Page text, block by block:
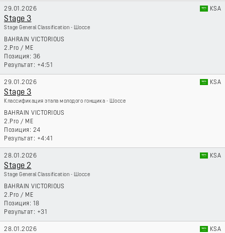
29.01.2026 KSA
Stage 3
Stage General Classification - Шоссе
BAHRAIN VICTORIOUS
2.Pro / ME
36
+4:51
29.01.2026 KSA
Stage 3
Классификация этапа молодого гонщика - Шоссе
BAHRAIN VICTORIOUS
2.Pro / ME
24
+4:41
28.01.2026 KSA
Stage 2
Stage General Classification - Шоссе
BAHRAIN VICTORIOUS
2.Pro / ME
18
+31
28.01.2026 KSA